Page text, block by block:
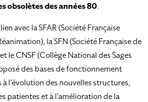
obsolètes des années 80.
avec la SFAR (Société Française
la SFN (Société Française de
le CNSF (Collège National des Sages
des bases de fonctionnement
l’évolution des nouvelles structures,
patientes et à l’amélioration de la